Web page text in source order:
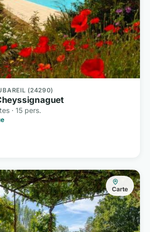
(24290)
· 15 pers.
Carte